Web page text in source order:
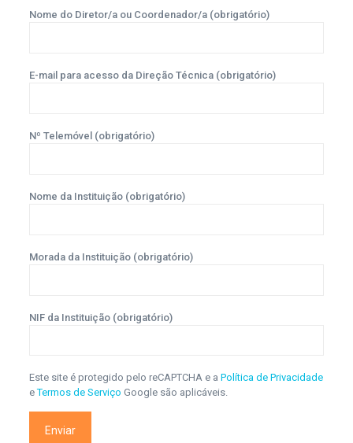
Nome do Diretor/a ou Coordenador/a (obrigatório)
E-mail para acesso da Direção Técnica (obrigatório)
Nº Telemóvel (obrigatório)
Nome da Instituição (obrigatório)
Morada da Instituição (obrigatório)
NIF da Instituição (obrigatório)
Este site é protegido pelo reCAPTCHA e a Política de Privacidade
eTermos de Serviço Google são aplicáveis.